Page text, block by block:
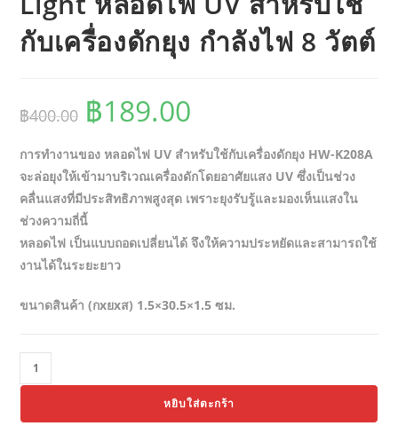
กับเครื่องดักยุง กำลังไฟ 8 วัตต์
฿400.00 Original
price
was:
฿400.00.
฿189.00
price
is:
฿189.00.
การทำงานของ หลอดไฟ UV สำหรับใช้กับเครื่องดักยุง HW-K208A
จะล่อยุงให้เข้ามาบริเวณเครื่องดักโดยอาศัยแสง UV ซึ่งเป็นช่วง
คลื่นแสงที่มีประสิทธิภาพสูงสุด เพราะยุงรับรู้และมองเห็นแสงใน
ช่วงความถี่นี้
หลอดไฟ เป็นแบบถอดเปลี่ยนได้ จึงให้ความประหยัดและสามารถใช้
งานได้ในระยะยาว
ขนาดสินค้า (กxยxส) 1.5×30.5×1.5 ซม.
จำนวน
HW-
หยิบใส่ตะกร้า